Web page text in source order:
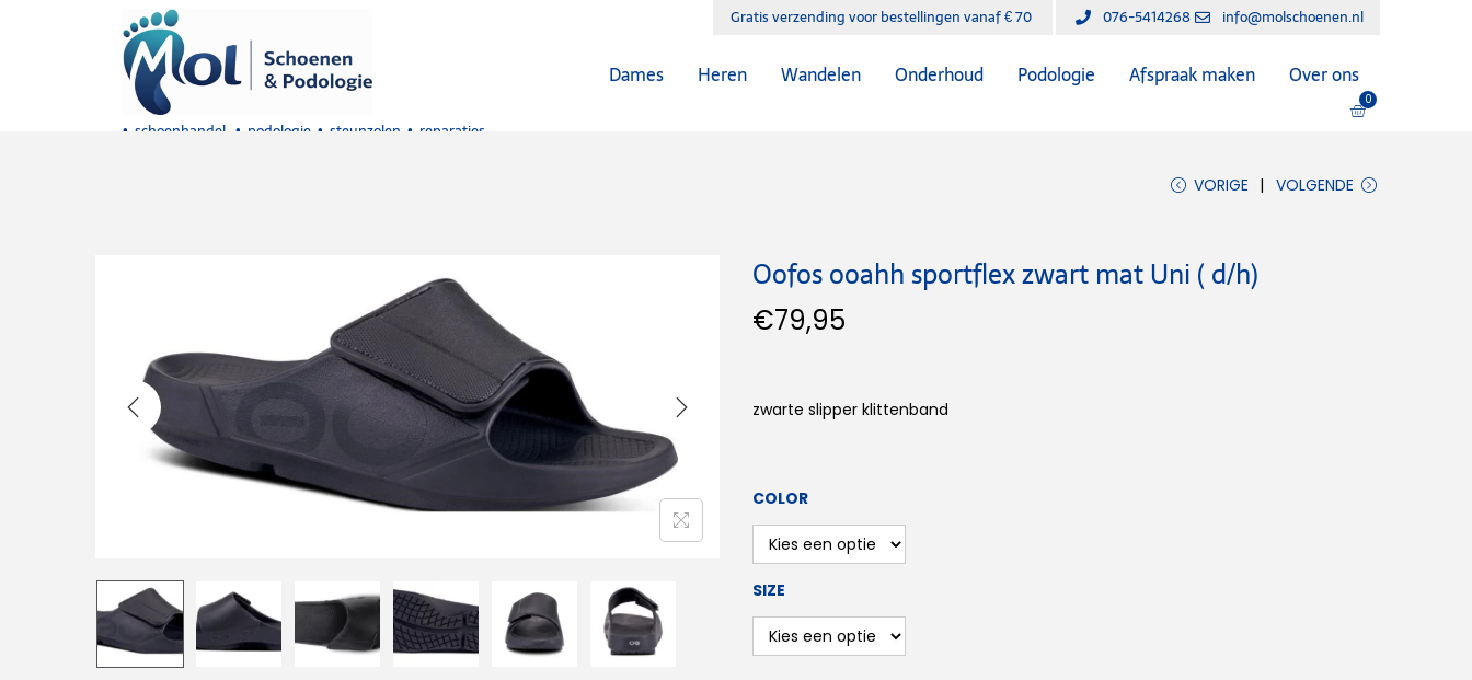
Gratis verzending voor bestellingen vanaf € 70 076-5414268 info@molschoenen.nl
• schoenhandel • podologie • steunzolen • reparaties
Dames Heren Wandelen Onderhoud Podologie Afspraak maken Over ons
0
VORIGE VOLGENDE
Oofos ooahh sportflex zwart mat Uni ( d/h)
€79,95
zwarte slipper klittenband
COLOR
SIZE